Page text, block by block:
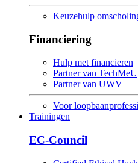
Keuzehulp
Financiering
Hulp met financieren
Partner van
Partner van UWV
Voor
Trainingen
EC-Council